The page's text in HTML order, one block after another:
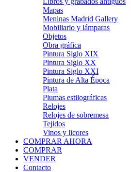
Mapas
Meninas Madrid Gallery
Mobiliario y lámparas
Objetos
Obra gráfica
Pintura Siglo XIX
Pintura Siglo XX
Pintura Siglo XXI
Pintura de Alta Época
Plata
Plumas estilográficas
Relojes
Relojes de sobremesa
Tejidos
Vinos y licores
COMPRAR AHORA
COMPRAR
VENDER
Contacto